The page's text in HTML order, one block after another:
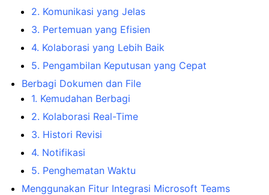
2. Komunikasi yang Jelas
3. Pertemuan yang Efisien
4. Kolaborasi yang Lebih Baik
5. Pengambilan Keputusan yang Cepat
Berbagi Dokumen dan File
1. Kemudahan Berbagi
2. Kolaborasi Real-Time
3. Histori Revisi
4. Notifikasi
5. Penghematan Waktu
Menggunakan Fitur Integrasi Microsoft Teams